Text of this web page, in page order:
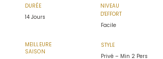
DURÉE
14 Jours
NIVEAU
D'EFFORT
Facile
MEILLEURE
SAISON
STYLE
Privé – Min 2 Pers